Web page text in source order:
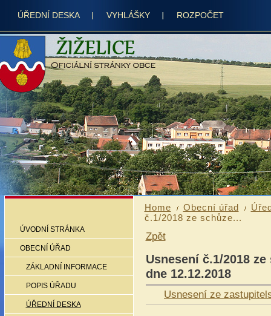
ÚŘEDNÍ DESKA VYHLÁŠKY ROZPOČET
ÚVODNÍ STRÁNKA
OBECNÍ ÚŘAD
ZÁKLADNÍ INFORMACE
POPIS ÚŘADU
ÚŘEDNÍ DESKA
Home Obecní úřad
č.1/2018 ze schůze...
Zpět
Usnesení č.1/2018
dne 12.12.2018
Usnesení ze